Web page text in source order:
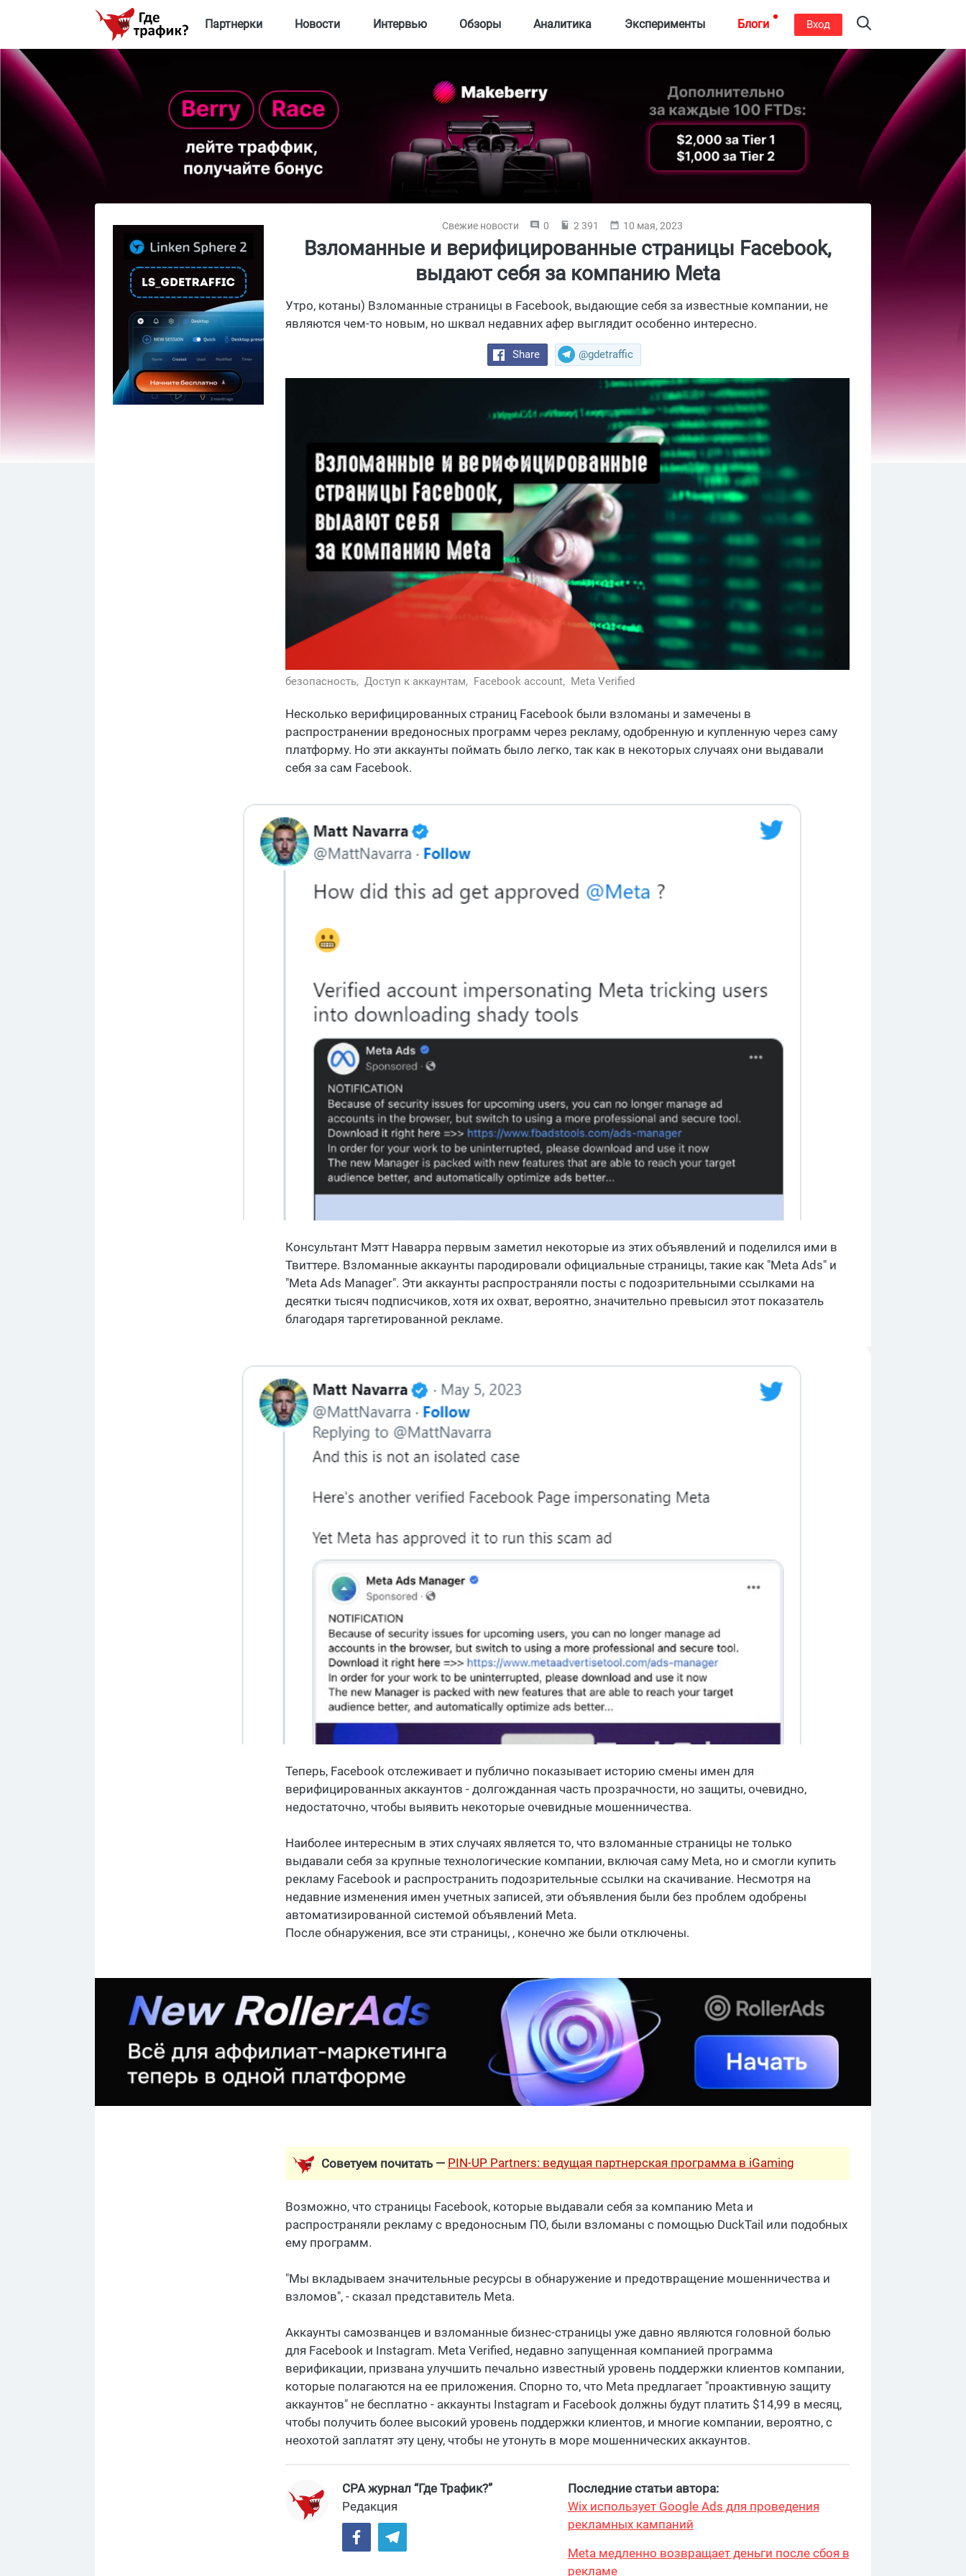
Партнерки Новости Интервью Обзоры Аналитика Эксперименты Блоги Вход
Свежие новости 0 2 391 10 мая, 2023
Взломанные и верифицированные страницы Facebook,
выдают себя за компанию Meta
Утро, котаны) Взломанные страницы в Facebook, выдающие себя за известные компании, не
являются чем-то новым, но шквал недавних афер выглядит особенно интересно.
Share @gdetraffic
безопасность, Доступ к аккаунтам, Facebook account, Meta Verified
Несколько верифицированных страниц Facebook были взломаны и замечены в
распространении вредоносных программ через рекламу, одобренную и купленную через саму
платформу. Но эти аккаунты поймать было легко, так как в некоторых случаях они выдавали
себя за сам Facebook.
Консультант Мэтт Наварра первым заметил некоторые из этих объявлений и поделился ими в
Твиттере. Взломанные аккаунты пародировали официальные страницы, такие как "Meta Ads" и
"Meta Ads Manager". Эти аккаунты распространяли посты с подозрительными ссылками на
десятки тысяч подписчиков, хотя их охват, вероятно, значительно превысил этот показатель
благодаря таргетированной рекламе.
Теперь, Facebook отслеживает и публично показывает историю смены имен для
верифицированных аккаунтов - долгожданная часть прозрачности, но защиты, очевидно,
недостаточно, чтобы выявить некоторые очевидные мошенничества.
Наиболее интересным в этих случаях является то, что взломанные страницы не только
выдавали себя за крупные технологические компании, включая саму Meta, но и смогли купить
рекламу Facebook и распространить подозрительные ссылки на скачивание. Несмотря на
недавние изменения имен учетных записей, эти объявления были без проблем одобрены
автоматизированной системой объявлений Meta.
После обнаружения, все эти страницы, , конечно же были отключены.
Советуем почитать — PIN-UP Partners: ведущая партнерская программа в iGaming
Возможно, что страницы Facebook, которые выдавали себя за компанию Meta и
распространяли рекламу с вредоносным ПО, были взломаны с помощью DuckTail или подобных
ему программ.
"Мы вкладываем значительные ресурсы в обнаружение и предотвращение мошенничества и
взломов", - сказал представитель Meta.
Аккаунты самозванцев и взломанные бизнес-страницы уже давно являются головной болью
для Facebook и Instagram. Meta Verified, недавно запущенная компанией программа
верификации, призвана улучшить печально известный уровень поддержки клиентов компании,
которые полагаются на ее приложения. Спорно то, что Meta предлагает "проактивную защиту
аккаунтов" не бесплатно - аккаунты Instagram и Facebook должны будут платить $14,99 в месяц,
чтобы получить более высокий уровень поддержки клиентов, и многие компании, вероятно, с
неохотой заплатят эту цену, чтобы не утонуть в море мошеннических аккаунтов.
CPA журнал “Где Трафик?”
Редакция
Последние статьи автора:
Wix использует Google Ads для проведения
рекламных кампаний
Meta медленно возвращает деньги после сбоя в
рекламе